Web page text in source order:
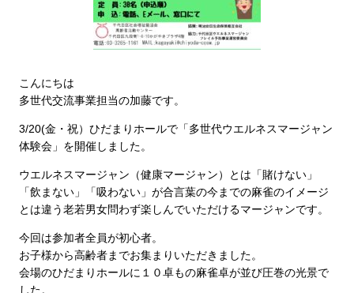
こんにちは
多世代交流事業担当の加藤です。
3/20(金・祝）ひだまりホールで「多世代ウエルネスマージャン
体験会」を開催しました。
ウエルネスマージャン（健康マージャン）とは「賭けない」
「飲まない」「吸わない」が合言葉の今までの麻雀のイメージ
とは違う老若男女問わず楽しんでいただけるマージャンです。
今回は参加者全員が初心者。
お子様から高齢者までお集まりいただきました。
会場のひだまりホールに１０卓もの麻雀卓が並び圧巻の光景で
した。